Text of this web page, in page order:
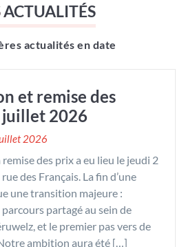
ACTUALITÉS
actualités en date
et remise des
2026
2026
des prix a eu lieu le jeudi 2
des Français. La fin d’une
une transition majeure :
parcours partagé au sein de
et le premier pas vers de
ambition aura été […]